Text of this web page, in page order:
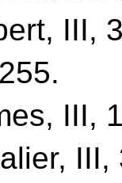
III,
III,
III,